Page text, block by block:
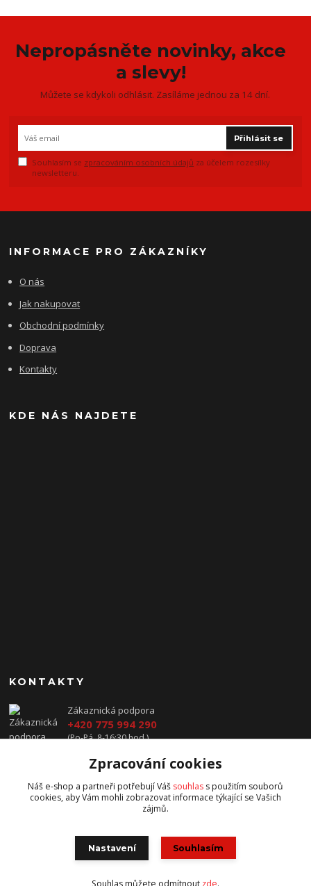
Nepropásněte novinky, akce
a slevy!
Můžete se kdykoli odhlásit. Zasíláme jednou za 14 dní.
Přihlásit se
Souhlasím se zpracováním osobních údajů za účelem rozesílky
newsletteru.
INFORMACE PRO ZÁKAZNÍKY
O nás
Jak nakupovat
Obchodní podmínky
Doprava
Kontakty
KDE NÁS NAJDETE
KONTAKTY
Zákaznická podpora
+420 775 994 290
(Po-Pá, 8-16:30 hod.)
prodej@jawavysocina.cz
Zpracování cookies
Náš e-shop a partneři potřebují Váš souhlas s použitím souborů
cookies, aby Vám mohli zobrazovat informace týkající se Vašich
zájmů.
Nastavení Souhlasím
Souhlas můžete odmítnout zde.